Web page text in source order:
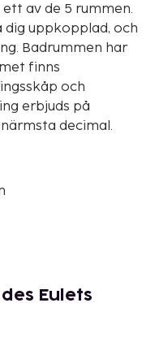
av de 5 rummen.
dig uppkopplad, och
Badrummen har
finns
och
erbjuds på
decimal.
Eulets